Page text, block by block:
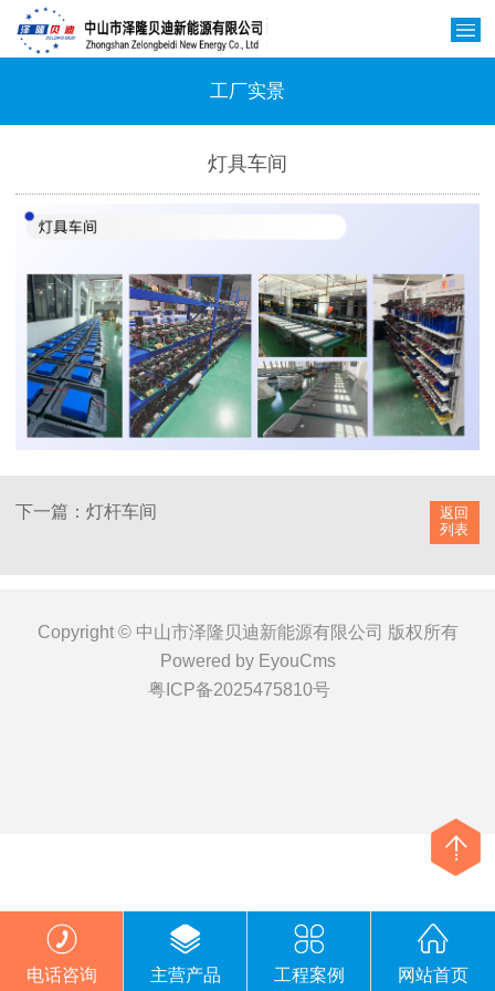
工厂实景
灯具车间
返回
列表
下一篇：灯杆车间
Copyright © 中山市泽隆贝迪新能源有限公司 版权所有
Powered by EyouCms
粤ICP备2025475810号
电话咨询 主营产品 工程案例 网站首页